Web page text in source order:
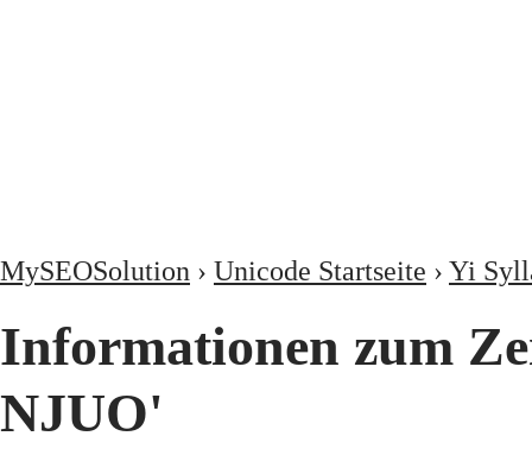
MySEOSolution › Unicode Startseite › Yi
Informationen zum
NJUO'